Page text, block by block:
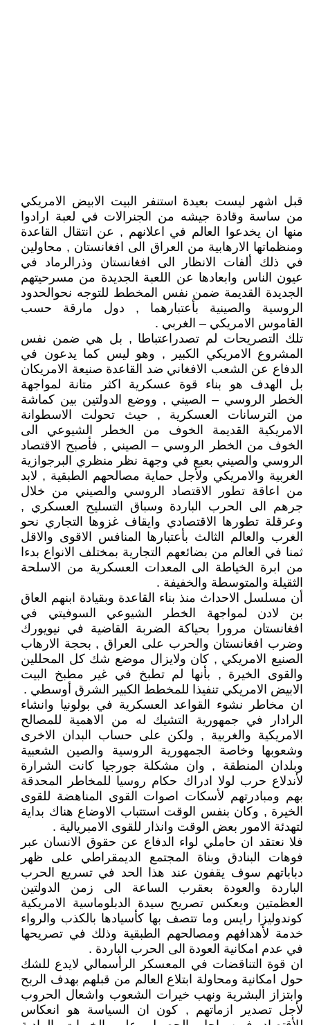
قبل اشهر ليست بعيدة استنفر البيت الابيض الامريكي
من ساسة وقادة جيشه من الجنرالات في لعبة ارادوا
منها ان يخدعوا العالم في اعلانهم , عن انتقال القاعدة
ومنظماتها الارهابية من العراق الى افغانستان , محاولين
في ذلك ألفات الانظار الى افغانستان وذرالرماد في
عيون الناس وابعادها عن اللعبة الجديدة من مسرحيتهم
الجديدة القديمة ضمن نفس المخطط للتوجه نحوالحدود
الروسية والصينية بأعتبارهما , دول مارقة حسب
القاموس الامريكي – الغربي .
تلك التصريحات لم تصدراعتباطا , بل هي ضمن نفس
المشروع الامريكي الكبير , وهو ليس كما يدعون في
الدفاع عن الشعب الافغاني ضد القاعدة صنيعة الامريكان
بل الهدف هو بناء قوة عسكرية اكثر متانة لمواجهة
الخطر الروسي – الصيني , ووضع الدولتين بين كماشة
من الترسانات العسكرية , حيث تحولت الاسطوانة
الامريكية القديمة الخوف من الخطر الشيوعي الى
الخوف من الخطر الروسي – الصيني , فأصبح الاقتصاد
الروسي والصيني بعبع في وجهة نظر منظري البرجوازية
الغربية والامريكي ولأجل حماية مصالحهم الطبقية , لابد
من اعاقة تطور الاقتصاد الروسي والصيني من خلال
جرهم الى الحرب الباردة وسباق التسليح العسكري ,
وعرقلة تطورها الاقتصادي وايقاف غزوها التجاري نحو
الغرب والعالم الثالث بأعتبارها المنافس الاقوى والاقل
ثمنا في العالم من بضائعهم التجارية بمختلف الانواع بدءا
من ابرة الخياطة الى المعدات العسكرية من الاسلحة
الثقيلة والمتوسطة والخفيفة .
أن مسلسل الاحداث منذ بناء القاعدة وبقيادة ابنهم العاق
بن لادن لمواجهة الخطر الشيوعي السوفيتي في
افغانستان مرورا بحياكة الضربة القاضية في نيويورك
وضرب افغانستان والحرب على العراق , بحجة الارهاب
الصنيع الامريكي , كان ولايزال موضع شك كل المحللين
والقوى الخيرة , بأنها لم تطبخ في غير مطبخ البيت
الابيض الامريكي تنفيذا للمخطط الكبير الشرق أوسطي .
ان مخاطر نشوء القواعد العسكرية في بولونيا وانشاء
الرادار في جمهورية التشيك له من الاهمية للمصالح
الامريكية والغربية , ولكن على حساب البدان الاخرى
وشعوبها وخاصة الجمهورية الروسية والصين الشعبية
وبلدان المنطقة , وان مشكلة جورجيا كانت الشرارة
لأندلاع حرب لولا ادراك حكام روسيا للمخاطر المحدقة
بهم ومبادرتهم لأسكات اصوات القوى المناهضة للقوى
الخيرة , وكان بنفس الوقت استتباب الاوضاع هناك بداية
لتهدئة الامور بعض الوقت وانذار للقوى الامبريالية .
فلا نعتقد ان حاملي لواء الدفاع عن حقوق الانسان عبر
فوهات البنادق وبناة المجتمع الديمقراطي على ظهر
دباباتهم سوف يقفون عند هذا الحد في تسريع الحرب
الباردة والعودة بعقرب الساعة الى زمن الدولتين
العظمتين وبعكس تصريح سيدة الدبلوماسية الامريكية
كوندوليزا رايس وما تتصف بها كأسيادها بالكذب والرواء
خدمة لأهدافهم ومصالحهم الطبقية وذلك في تصريحها
في عدم امكانية العودة الى الحرب الباردة .
ان قوة التناقضات في المعسكر الرأسمالي لايدع للشك
حول امكانية ومحاولة ابتلاع العالم من قبلهم بهدف الربح
وابتزاز البشرية ونهب خيرات الشعوب واشعال الحروب
لأجل تصدير ازماتهم , كون ان السياسة هو انعكاس